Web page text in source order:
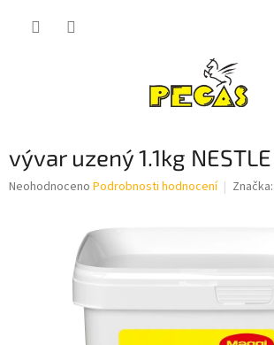
vývar uzený 1.1kg
Průměrné
Neohodnoceno Podrobnosti hodnocení Značka: